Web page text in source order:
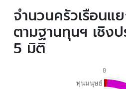
จำนวนครัวเรือนแ
ตามฐานทุนฯ เชิง
5 มิติ
0
ทุนมนุษย์